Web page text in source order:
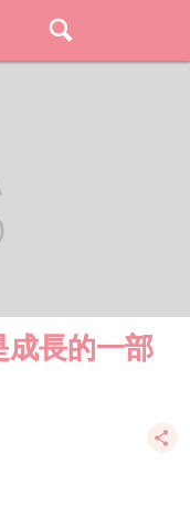
成長的一部